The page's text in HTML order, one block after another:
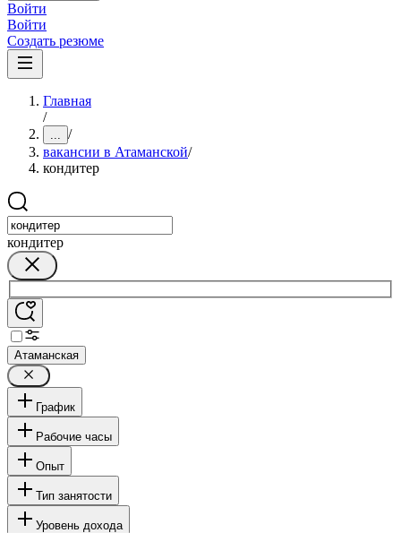
Войти
Войти
Создать резюме
Главная
/
... /
вакансии в Атаманской/
кондитер
кондитер
Атаманская
График
Рабочие часы
Опыт
Тип занятости
Уровень дохода